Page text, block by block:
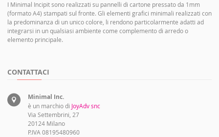
I Minimal Incipit sono realizzati su pannelli di cartone pressato da 1mm
(formato A4) stampati sul fronte. Gli elementi grafici minimali realizzati con
la predominanza di un unico colore, li rendono particolarmente adatti ad
integrarsi in un qualsiasi ambiente come complemento di arredo o
elemento principale.
CONTATTACI
Minimal Inc.
è un marchio di JoyAdv snc
Via Settembrini, 27
20124 Milano
P.IVA 08195480960